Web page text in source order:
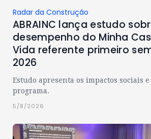
Radar da Construção
ABRAINC lança estudo
desempenho do Minha
Vida referente primeiro
2026
Estudo apresenta os impactos sociais
programa.
5/8/2026